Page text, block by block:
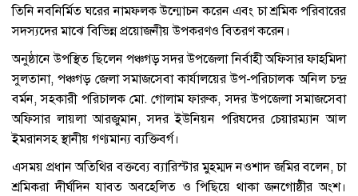
তিনি নবনির্মিত ঘরের নামফলক উন্মোচন করেন এবং চা শ্রমিক পরিবারের
সদস্যদের মাঝে বিভিন্ন প্রয়োজনীয় উপকরণও বিতরণ করেন।
অনুষ্ঠানে উপস্থিত ছিলেন পঞ্চগড় সদর উপজেলা নির্বাহী অফিসার ফাহমিদা
সুলতানা, পঞ্চগড় জেলা সমাজসেবা কার্যালয়ের উপ-পরিচালক অনিল চন্দ্র
বর্মন, সহকারী পরিচালক মো. গোলাম ফারুক, সদর উপজেলা সমাজসেবা
অফিসার লায়লা আরজুমান, সদর ইউনিয়ন পরিষদের চেয়ারম্যান আল
ইমরানসহ স্থানীয় গণ্যমান্য ব্যক্তিবর্গ।
এসময় প্রধান অতিথির বক্তব্যে ব্যারিস্টার মুহম্মদ নওশাদ জমির বলেন, চা
শ্রমিকরা দীর্ঘদিন যাবত অবহেলিত ও পিছিয়ে থাকা জনগোষ্ঠীর অংশ।